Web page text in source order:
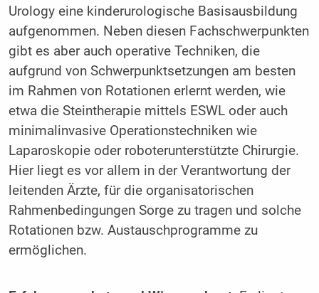
Urology eine kinder­urologische Basisausbildung
aufgenommen. Neben diesen Fachschwerpunkten
gibt es aber auch operative Techniken, die
aufgrund von Schwerpunktsetzungen am besten
im Rahmen von Rotationen erlernt werden, wie
etwa die Steintherapie mittels ESWL oder auch
minimalinvasive Operationstechniken wie
Laparoskopie oder roboterunterstützte Chirurgie.
Hier liegt es vor allem in der Verantwortung der
leitenden Ärzte, für die organisatorischen
Rahmenbedingungen Sorge zu tragen und solche
Rotationen bzw. Austauschprogramme zu
ermöglichen.